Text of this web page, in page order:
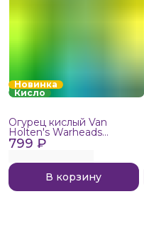
Новинка
Кисло
799 ₽
Огурец кислый Van
Holten's Warheads
Extreme Sour, 140г
В корзину